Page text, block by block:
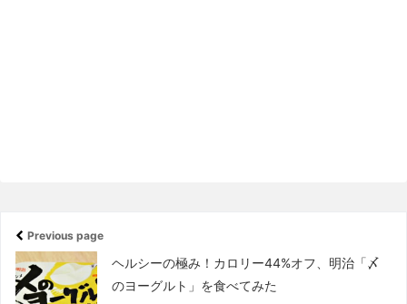
Previous page
ヘルシーの極み！カロリー44%オフ、明治「〆
のヨーグルト」を食べてみた